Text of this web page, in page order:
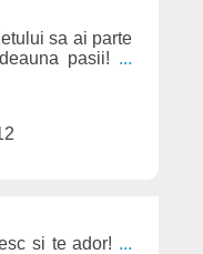
sa ai parte
pasii! ...
si te ador! ...